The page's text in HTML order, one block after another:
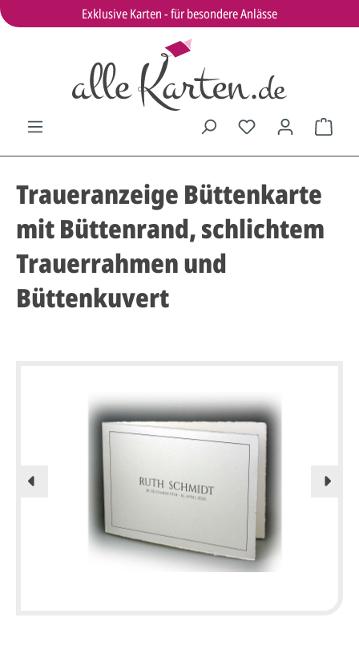
Exklusive Karten - für besondere Anlässe
Traueranzeige Büttenkarte
mit Büttenrand, schlichtem
Trauerrahmen und
Büttenkuvert